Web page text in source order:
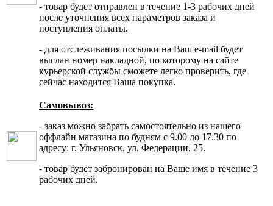
- товар будет отправлен в течение 1-3 рабочих дней
после уточнения всех параметров заказа и
поступления оплаты.
- для отслеживания посылки на Ваш e-mail будет
выслан номер накладной, по которому на сайте
курьерской службы сможете легко проверить, где
сейчас находится Ваша покупка.
Самовывоз:
- заказ можно забрать самостоятельно из нашего
оффлайн магазина по будням с 9.00 до 17.30 по
адресу: г. Ульяновск, ул. Федерации, 25.
- товар будет забронирован на Ваше имя в течение 3
рабочих дней.